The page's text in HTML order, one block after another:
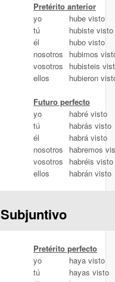
Pretérito anterior
yo
hube visto
tú
hubiste visto
él
hubo visto
nosotros
hubimos
vosotros
hubisteis
ellos
hubieron
Futuro perfecto
yo
habré visto
tú
habrás visto
él
habrá visto
nosotros
habremos
vosotros
habréis visto
ellos
habrán visto
Subjuntivo
Pretérito perfecto
yo
haya visto
tú
hayas visto